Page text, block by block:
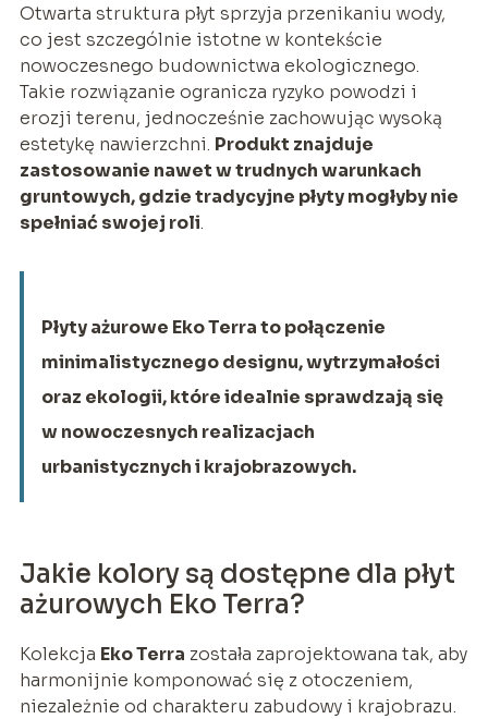
Otwarta struktura płyt sprzyja przenikaniu wody,
co jest szczególnie istotne w kontekście
nowoczesnego budownictwa ekologicznego.
Takie rozwiązanie ogranicza ryzyko powodzi i
erozji terenu, jednocześnie zachowując wysoką
estetykę nawierzchni. Produkt znajduje
zastosowanie nawet w trudnych warunkach
gruntowych, gdzie tradycyjne płyty mogłyby nie
spełniać swojej roli.
Płyty ażurowe Eko Terra to połączenie
minimalistycznego designu, wytrzymałości
oraz ekologii, które idealnie sprawdzają się
w nowoczesnych realizacjach
urbanistycznych i krajobrazowych.
Jakie kolory są dostępne dla płyt
ażurowych Eko Terra?
Kolekcja Eko Terra została zaprojektowana tak, aby
harmonijnie komponować się z otoczeniem,
niezależnie od charakteru zabudowy i krajobrazu.